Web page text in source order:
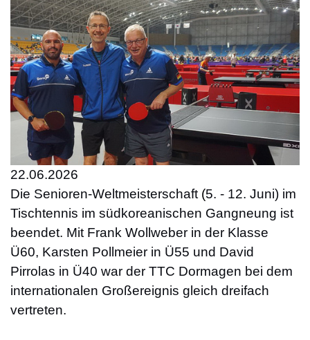
22.06.2026
Die Senioren-Weltmeisterschaft (5. - 12. Juni) im
Tischtennis im südkoreanischen Gangneung ist
beendet. Mit Frank Wollweber in der Klasse
Ü60, Karsten Pollmeier in Ü55 und David
Pirrolas in Ü40 war der TTC Dormagen bei dem
internationalen Großereignis gleich dreifach
vertreten.